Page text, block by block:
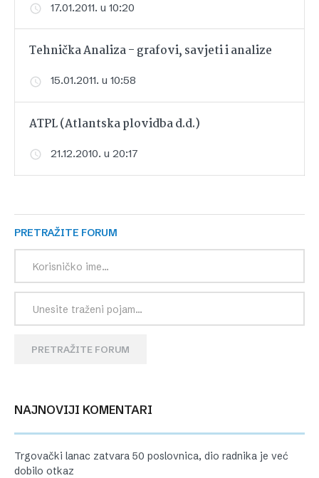
17.01.2011. u 10:20
Tehnička Analiza - grafovi, savjeti i analize
15.01.2011. u 10:58
ATPL (Atlantska plovidba d.d.)
21.12.2010. u 20:17
PRETRAŽITE FORUM
PRETRAŽITE FORUM
NAJNOVIJI KOMENTARI
Trgovački lanac zatvara 50 poslovnica, dio radnika je već
dobilo otkaz